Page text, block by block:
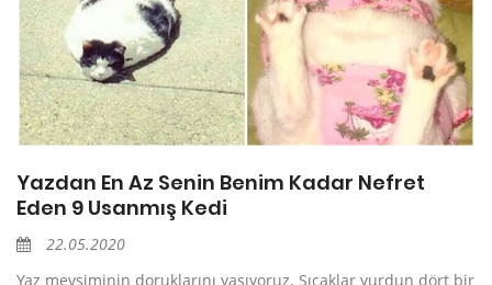
Yazdan En Az Senin Benim Kadar Nefret
Eden 9 Usanmış Kedi
22.05.2020
Yaz mevsiminin doruklarını yaşıyoruz. Sıcaklar yurdun dört bir